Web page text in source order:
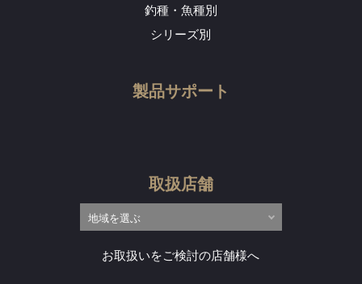
釣種・魚種別
シリーズ別
製品サポート
取扱店舗
お取扱いをご検討の店舗様へ